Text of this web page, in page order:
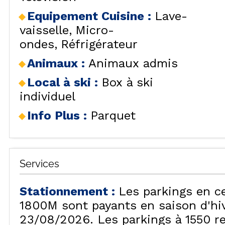
SÉJOURS & BONS
PLANS
LOCALISATION
LES
BONS PLANS
ACTIVITÉS
CONTACT / DEVIS
FAQ
INSPIREZ-VOUS !
Equipement Cuisine : Lave-
vaisselle
Micro-
ondes
Réfrigérateur
Animaux : Animaux admis
Local à ski : Box à ski
individuel
Info Plus : Parquet
Services
Stationnement : Les parkings en
1800M sont payants en saison
23/08/2026. Les parkings à 1550